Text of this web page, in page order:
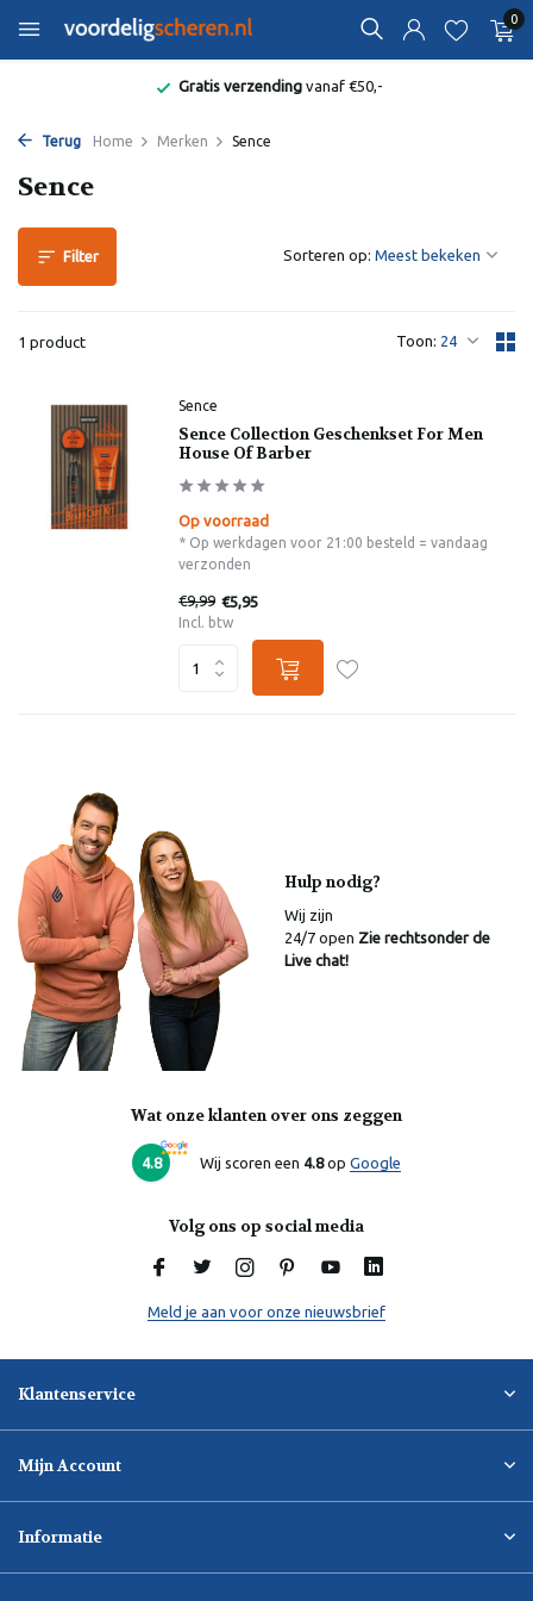
0
Gratis verzendingvanaf €50,-
Terug Home Merken Sence
Sence
Filter
1 product Toon:
Sorteren op:
Sence
Sence Collection Geschenkset For Men
House Of Barber
Op voorraad
* Op werkdagen voor 21:00 besteld = vandaag
verzonden
€9,99 €5,95
Incl. btw
Hulp nodig?
Wij zijn
24/7 open Zie rechtsonder de
Live chat!
Wat onze klanten over ons zeggen
4.8 Wij scoren een 4.8op Google
Volg ons op social media
Meld je aan voor onze nieuwsbrief
Klantenservice
Mijn Account
Informatie